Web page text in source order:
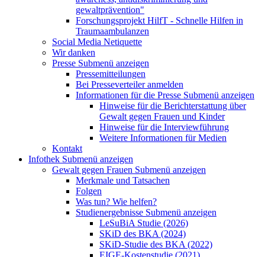
gewaltprävention"
Forschungsprojekt HilfT - Schnelle Hilfen in
Traumaambulanzen
Social Media Netiquette
Wir danken
Presse Submenü anzeigen
Pressemitteilungen
Bei Presseverteiler anmelden
Informationen für die Presse Submenü anzeigen
Hinweise für die Berichterstattung über
Gewalt gegen Frauen und Kinder
Hinweise für die Interviewführung
Weitere Informationen für Medien
Kontakt
Infothek Submenü anzeigen
Gewalt gegen Frauen Submenü anzeigen
Merkmale und Tatsachen
Folgen
Was tun? Wie helfen?
Studienergebnisse Submenü anzeigen
LeSuBiA Studie (2026)
SKiD des BKA (2024)
SKiD-Studie des BKA (2022)
EIGE-Kostenstudie (2021)